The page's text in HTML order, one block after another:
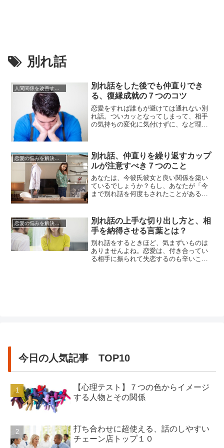
別れ話
人間関係を改善する方法
別れ話をした後でも仲直りでき
る、復縁成就の７つのコツ
恋愛をすれば誰もが避けては通れない別
れ話。ついカッとなってしまって、相手
の気持ちの変化に気付けずに、など理由
たい」と思うことも多々あるはず。多く
の場合別れ話はその時の感情に任せてし
まっただけで、本意ではないことが...
恋愛の悩みを解決する方法
別れ話、仲直りを繰り返すカップ
ルが注意すべき７つのこと
あなたは、今彼氏彼女と良い関係を築い
ているでしょうか？もし、あなたが「今
まで別れ話を何度もされたことがある」
話、仲直りの繰り返しで、既にぎくしゃ
くな関係になってしまっている」に当て
はまるのであれば、少し注意した方が良
いかもしれませんなぜかというと、「...
恋愛の悩みを解決する方法
別れ話の上手な切り出し方と、相
手を納得させる言葉とは？
別れ話をするときほど、気まずいものは
ありませんよね。恋愛は、付き合ってい
る相手に振られて失恋するのも辛いこと
今日の人気記事 TOP10
【心理テスト】７つの色からイメージ
する人物とその関係
打ち合わせに超使える、話のしやすい
チェーン店トップ１０